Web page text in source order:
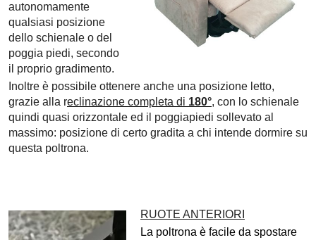
autonomamente
qualsiasi posizione
dello schienale o del
poggia piedi, secondo
il proprio gradimento.
Inoltre è possibile ottenere anche una posizione letto,
grazie alla reclinazione completa di 180°, con lo schienale
quindi quasi orizzontale ed il poggiapiedi sollevato al
massimo: posizione di certo gradita a chi intende dormire su
questa poltrona.
RUOTE ANTERIORI
La poltrona è facile da spostare